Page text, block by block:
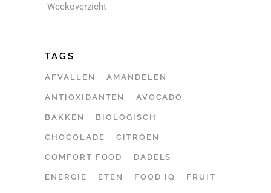
Weekoverzicht
TAGS
AFVALLEN AMANDELEN
ANTIOXIDANTEN AVOCADO
BAKKEN BIOLOGISCH
CHOCOLADE CITROEN
COMFORT FOOD DADELS
ENERGIE ETEN FOOD IQ FRUIT